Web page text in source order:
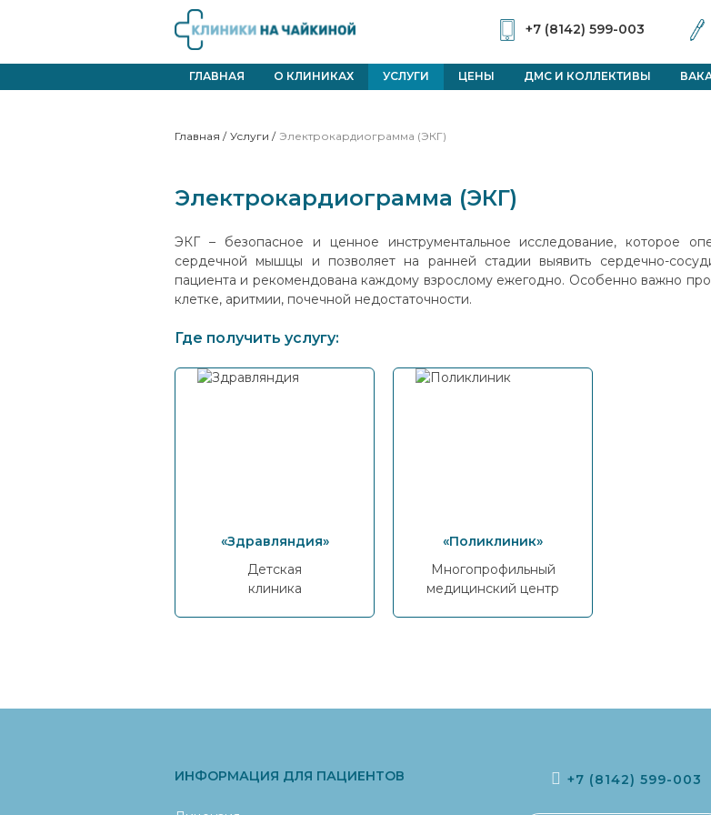
+7 (8142) 599-003
ГЛАВНАЯ О КЛИНИКАХ УСЛУГИ ЦЕНЫ ДМС И КОЛЛЕКТИВЫ
Главная / Услуги / Электрокардиограмма (ЭКГ)
Электрокардиограмма (ЭКГ)
ЭКГ – безопасное и ценное инструментальное исследование, которое
сердечной мышцы и позволяет на ранней стадии выявить сердечно-
пациента и рекомендована каждому взрослому ежегодно. Особенно важно
клетке, аритмии, почечной недостаточности.
Где получить услугу:
«Здравляндия»
Детская
клиника
«Поликлиник»
Многопрофильный
медицинский центр
ИНФОРМАЦИЯ ДЛЯ ПАЦИЕНТОВ +7 (8142) 599-003